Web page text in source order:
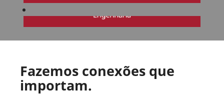
Fazemos conexões que
importam.